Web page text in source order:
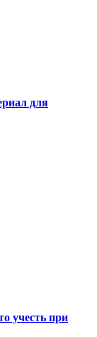
для
учесть при